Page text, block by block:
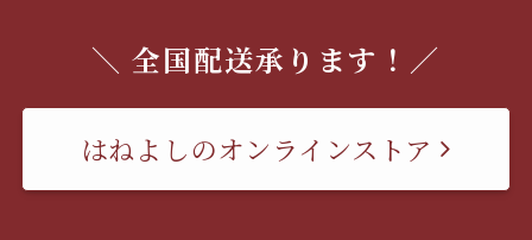
＼ 全国配送承ります！／
はねよしのオンラインストア